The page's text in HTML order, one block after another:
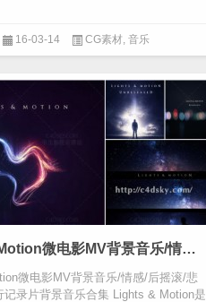
16-03-14 CG素材, 音乐
Light & Motion微电影MV背景音乐/情感/后摇滚/悲伤 风景旅行记录片背景音乐合集
微电影MV背景音乐/情感/后摇滚/悲
记录片背景音乐合集 Lights & Motion是